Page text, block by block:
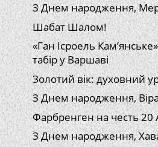
З Днем народження,
Шабат Шалом!
«Ган Ісроель
табір у Варшаві
Золотий вік: духовний
З Днем народження,
Фарбренген на честь 20
З Днем народження,